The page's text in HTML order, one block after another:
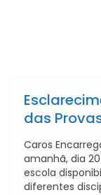
das
Caros
amanhã, dia
escola
diferentes